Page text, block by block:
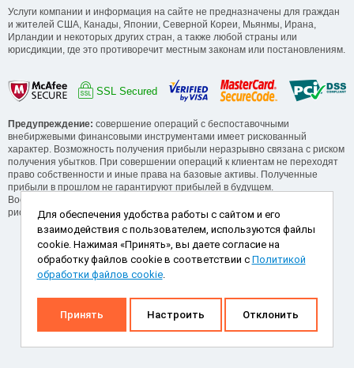
Услуги компании и информация на сайте не предназначены для граждан
и жителей США, Канады, Японии, Северной Кореи, Мьянмы, Ирана,
Ирландии и некоторых других стран, а также любой страны или
юрисдикции, где это противоречит местным законам или постановлениям.
SSL Secured
Предупреждение: совершение операций с беспоставочными
внебиржевыми финансовыми инструментами имеет рискованный
характер. Возможность получения прибыли неразрывно связана с риском
получения убытков. При совершении операций к клиентам не переходят
право собственности и иные права на базовые активы. Полученные
прибыли в прошлом не гарантируют прибылей в будущем.
Воспользуйтесь обучающими сервисами от компании для понимания
рисков, прежде, чем начинать операции.
Способы пополнения и снятия
Для обеспечения удобства работы с сайтом и его
взаимодействия с пользователем, используются файлы
cookie. Нажимая «Принять», вы даете согласие на
обработку файлов cookie в соответствии с Политикой
обработки файлов cookie.
Принять Настроить Отклонить